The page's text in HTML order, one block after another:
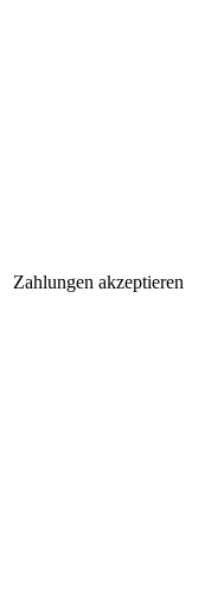
Zahlungen akzeptieren